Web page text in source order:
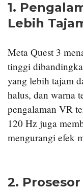
1.
Lebih
Meta Quest 3
tinggi
yang lebih tajam
halus, dan warna
pengalaman VR
120 Hz juga
mengurangi efek
2.